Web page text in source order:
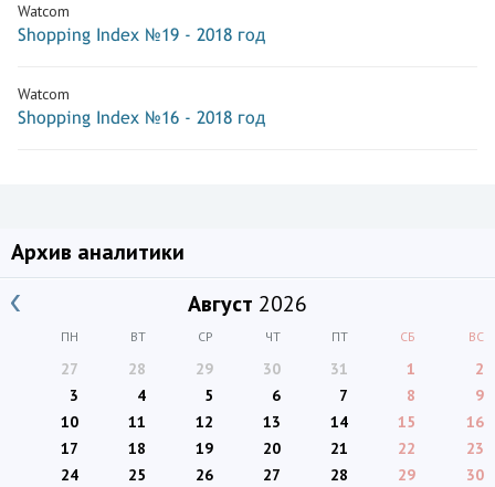
Watcom
Shopping Index №19 - 2018 год
Watcom
Shopping Index №16 - 2018 год
Архив аналитики
Август 2026
ПН ВТ СР ЧТ ПТ СБ ВС
27 28 29 30 31 1
2
3
4 5 6 7 8
9
10
11 12 13 14 15
16
17
18 19 20 21 22
23
24
25 26 27 28 29
30